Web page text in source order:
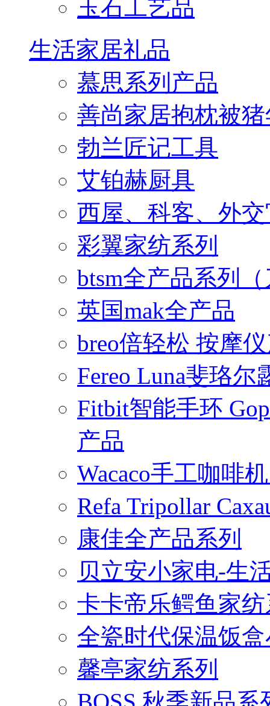
玉石工艺品
生活家居礼品
慕思系列产品
善尚家居抱枕被
勃兰匠记工具
艾铂赫厨具
西屋、科客、外
彩翼家纺系列
btsm全产品系列
英国mak全产品
breo倍轻松 按摩
Fereo Luna斐珞
Fitbit智能手环
产品
Wacaco手工咖啡
Refa Tripollar
康佳全产品系列
贝立安小家电-生
卡卡帝乐鳄鱼家
全瓷时代保温饭
馨亭家纺系列